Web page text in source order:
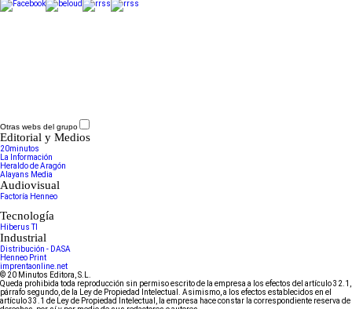
Otras webs del grupo
Editorial y Medios
20minutos
La Información
Heraldo de Aragón
Alayans Media
Audiovisual
Factoría Henneo
Tecnología
Hiberus TI
Industrial
Distribución - DASA
Henneo Print
imprentaonline.net
© 20 Minutos Editora, S.L.
Queda prohibida toda reproducción sin permiso escrito de la empresa a los efectos del artículo 32.1,
párrafo segundo, de la Ley de Propiedad Intelectual. Asimismo, a los efectos establecidos en el
artículo 33.1 de Ley de Propiedad Intelectual, la empresa hace constar la correspondiente reserva de